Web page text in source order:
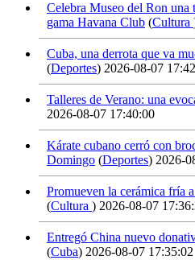
Celebra Museo del Ron una
gama Havana Club (Cultura
Cuba, una derrota que va
(Deportes) 2026-08-07
Talleres de Verano: una
2026-08-07 17:40:00
Kárate cubano cerró con
Domingo (Deportes) 2026-
Promueven la cerámica fría
(Cultura ) 2026-08-07
Entregó China nuevo
(Cuba) 2026-08-07 17:35:02